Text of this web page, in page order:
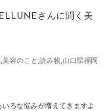
さんに聞く美
,美容のこと ,読み物,山口県福岡
ろな悩みが増えてきますよ